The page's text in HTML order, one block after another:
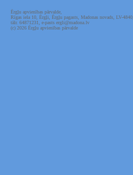
Ērgļu apvienības pārvalde,
Rīgas iela 10, Ērgļi, Ērgļu pagasts, Madonas novads, LV-4840,
tālr. 64871231, e-pasts ergli@madona.lv
(c) 2026 Ērgļu apvienības pārvalde